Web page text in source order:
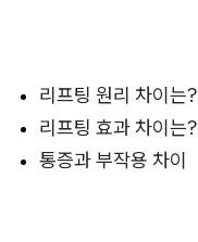
리프팅 원리 차이는?
리프팅 효과 차이는?
통증과 부작용 차이